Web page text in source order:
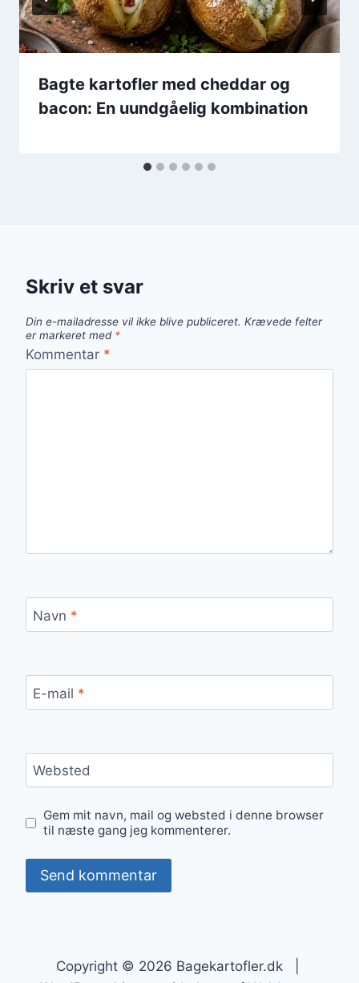
Bagte kartofler med cheddar og
bacon: En uundgåelig kombination
Skriv et svar
Din e-mailadresse vil ikke blive publiceret. Krævede felter
er markeret med *
Kommentar *
Navn *
E-mail *
Websted
Gem mit navn, mail og websted i denne browser
til næste gang jeg kommenterer.
Copyright © 2026 Bagekartofler.dk |